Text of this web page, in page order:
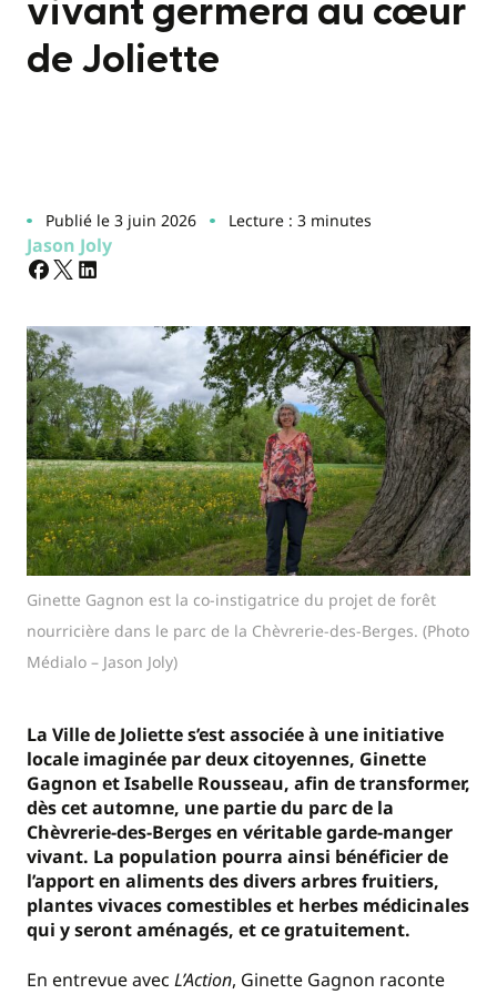
vivant germera au cœur
de Joliette
Publié le 3 juin 2026 Lecture : 3 minutes
Jason Joly
Ginette Gagnon est la co-instigatrice du projet de forêt
nourricière dans le parc de la Chèvrerie-des-Berges. (Photo
Médialo – Jason Joly)
La Ville de Joliette s’est associée à une initiative
locale imaginée par deux citoyennes, Ginette
Gagnon et Isabelle Rousseau, afin de transformer,
dès cet automne, une partie du parc de la
Chèvrerie-des-Berges en véritable garde-manger
vivant. La population pourra ainsi bénéficier de
l’apport en aliments des divers arbres fruitiers,
plantes vivaces comestibles et herbes médicinales
qui y seront aménagés, et ce gratuitement.
En entrevue avec L’Action, Ginette Gagnon raconte